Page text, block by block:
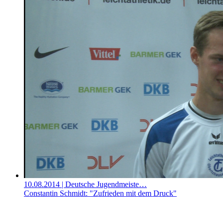
10.08.2014 | Deutsche Jugendmeiste…
Constantin Schmidt: "Zufrieden mit dem Druck"